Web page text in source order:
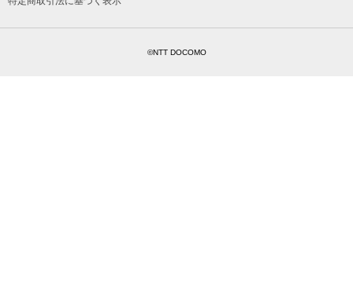
©NTT DOCOMO